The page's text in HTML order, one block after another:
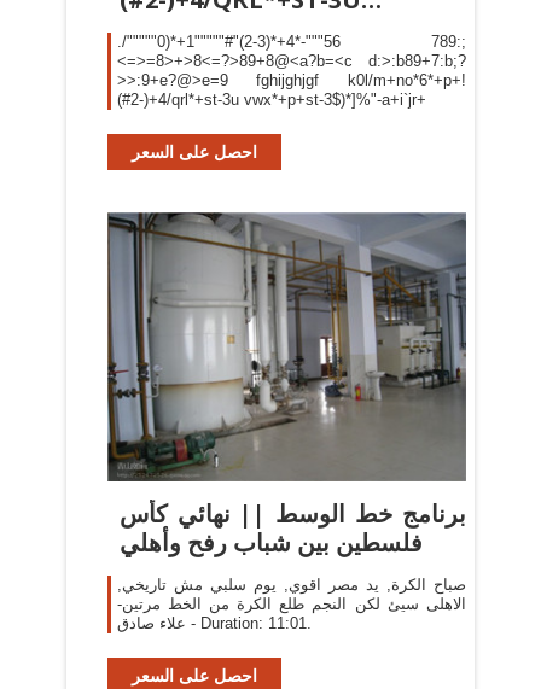
VWX*+P+ST-3$)*
./"""""0)*+1"""""#"(2-3)*+4*-"""56 789:;
<=>=8>+>8<=?>89+8@<a?b=<c d:>:b89+7:b;?
>>:9+e?@>e=9 fghijghjgf k0l/m+no*6*+p+!
(#2-)+4/qrl*+st-3u vwx*+p+st-3$)*]%"-a+i`jr+
احصل على السعر
‫برنامج خط الوسط || نهائي كأس
فلسطين بين شباب رفح وأهلي
صباح الكرة, يد مصر اقوي, يوم سلبي مش تاريخي,
الاهلى سيئ لكن النجم طلع الكرة من الخط مرتين-
علاء صادق - Duration: 11:01.
احصل على السعر